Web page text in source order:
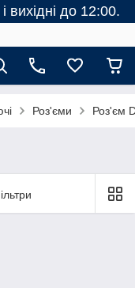
вихідні до 12:00.
Роз'єми Роз'єм